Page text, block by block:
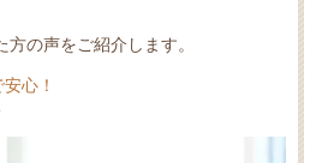
の声をご紹介します。
心！